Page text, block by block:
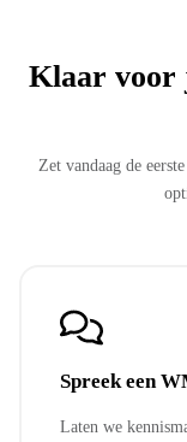
Klaar voor
Zet vandaag de
Spreek een
Laten we